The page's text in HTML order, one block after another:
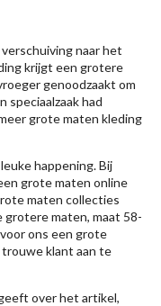
naar het
krijgt een grotere
genoodzaakt om
speciaalzaak had
grote maten kleding
happening. Bij
grote maten online
maten collecties
maten, maat 58-
ons een grote
klant aan te
over het artikel,